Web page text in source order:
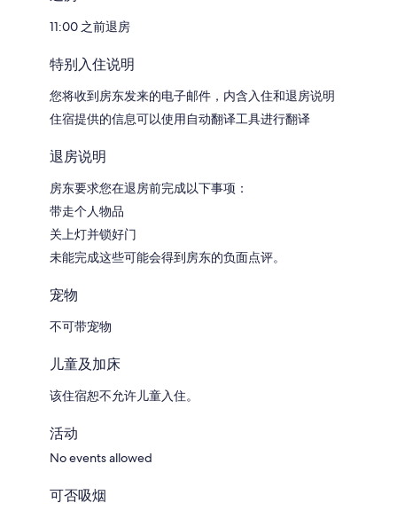
11:00 之前退房
特别入住说明
您将收到房东发来的电子邮件，内含入住和退房说明
住宿提供的信息可以使用自动翻译工具进行翻译
退房说明
房东要求您在退房前完成以下事项：
带走个人物品
关上灯并锁好门
未能完成这些可能会得到房东的负面点评。
宠物
不可带宠物
儿童及加床
该住宿恕不允许儿童入住。
活动
No events allowed
可否吸烟